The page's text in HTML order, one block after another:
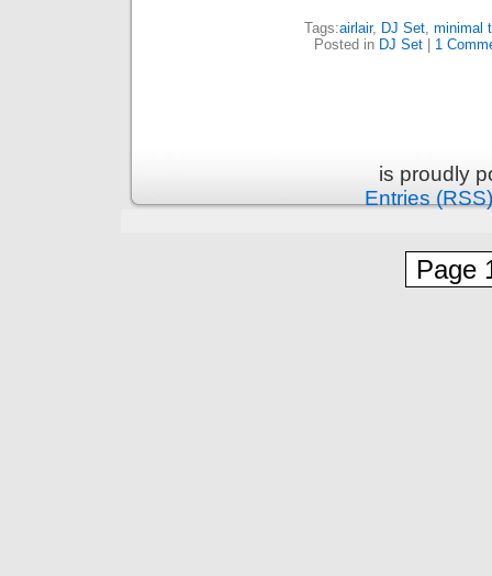
Tags:airlair, DJ Set, minimal
Posted in DJ Set 1
is proudly
Entries (RSS)
Page